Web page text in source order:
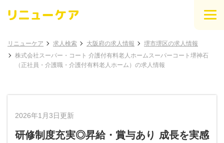
リニューケア 求人検索 大阪府の求人情報
堺市堺区の求人情報
株式会社スーパー・コート 介護付有料老人ホームスーパーコート堺神石
（正社員・介護職・介護付有料老人ホーム）の求人情報
2026年1月3日更新
研修制度充実◎昇給・賞与あり 成長を実感